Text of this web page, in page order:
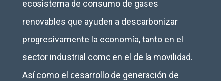
ecosistema de consumo de gases
renovables que ayuden a descarbonizar
progresivamente la economía, tanto en el
sector industrial como en el de la movilidad.
Así como el desarrollo de generación de